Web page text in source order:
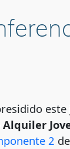
este
Alquiler
2